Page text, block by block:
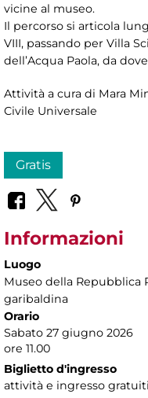
vicine al museo.
Il percorso si articola
VIII, passando per Villa
dell’Acqua Paola, da
Attività a cura di Mara
Civile Universale
Gratis
Informazioni
Luogo
Museo della Repubblica
garibaldina
Orario
Sabato 27 giugno 2026
ore 11.00
Biglietto d'ingresso
attività e ingresso